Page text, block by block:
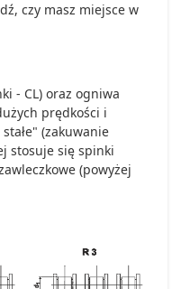
czy masz miejsce w
- CL) oraz ogniwa
prędkości i
(zakuwanie
stosuje się spinki
(powyżej